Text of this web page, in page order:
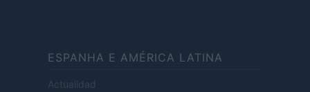
ESPANHA E AMÉRICA LATINA
Actualidad